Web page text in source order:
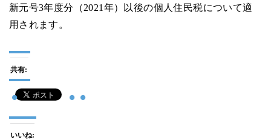
新元号3年度分（2021年）以後の個人住民税について適
用されます。
共有:
いいね: